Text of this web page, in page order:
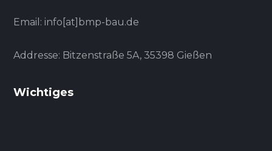
Email: info[at]bmp-bau.de
Addresse: Bitzenstraße 5A, 35398 Gießen
Wichtiges